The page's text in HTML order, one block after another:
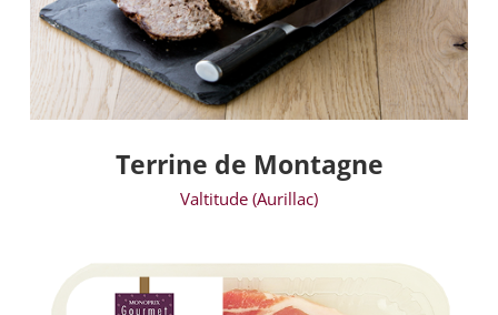
Terrine de Montagne
Valtitude (Aurillac)